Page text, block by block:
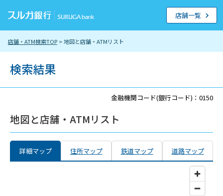
店舗・ATM検索TOP > 地図と店舗・ATMリスト
店舗一覧
検索結果
金融機関コード(銀行コード)：0150
地図と店舗・ATMリスト
詳細マップ 住所マップ 鉄道マップ 道路マップ